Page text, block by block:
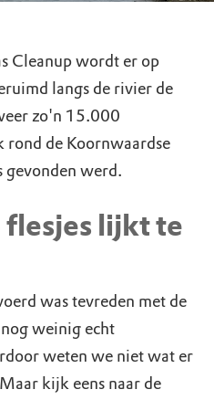
Cleanup wordt er op
langs de rivier de
zo'n 15.000
de Koornwaardse
gevonden werd.
lijkt te
was tevreden met de
weinig echt
weten we niet wat er
kijk eens naar de